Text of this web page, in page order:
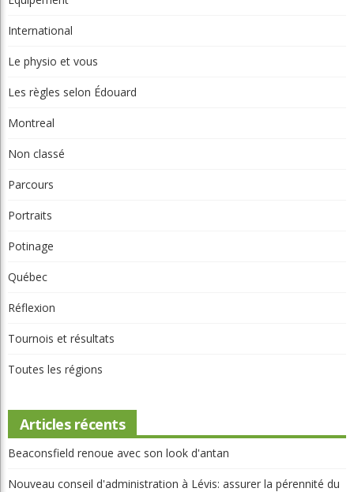
International
Le physio et vous
Les règles selon Édouard
Montreal
Non classé
Parcours
Portraits
Potinage
Québec
Réflexion
Tournois et résultats
Toutes les régions
Articles récents
Beaconsfield renoue avec son look d'antan
Nouveau conseil d'administration à Lévis: assurer la pérennité du